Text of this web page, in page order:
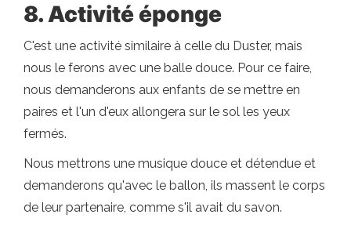
8. Activité éponge
C'est une activité similaire à celle du Duster, mais
nous le ferons avec une balle douce. Pour ce faire,
nous demanderons aux enfants de se mettre en
paires et l'un d'eux allongera sur le sol les yeux
fermés.
Nous mettrons une musique douce et détendue et
demanderons qu'avec le ballon, ils massent le corps
de leur partenaire, comme s'il avait du savon.